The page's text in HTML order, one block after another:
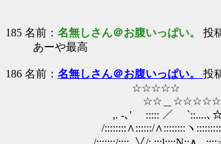
185 名前： 名無しさん＠お腹いっぱい。 投
あーや最高
186 名前： 名無しさん＠お腹いっぱい。 投
☆☆☆☆☆
☆☆＿☆☆☆☆☆
,. ‐､' ￣::::: ／￣ `::....､
/::::::::∧::::::/∧::::::::ヽ:::::::::`